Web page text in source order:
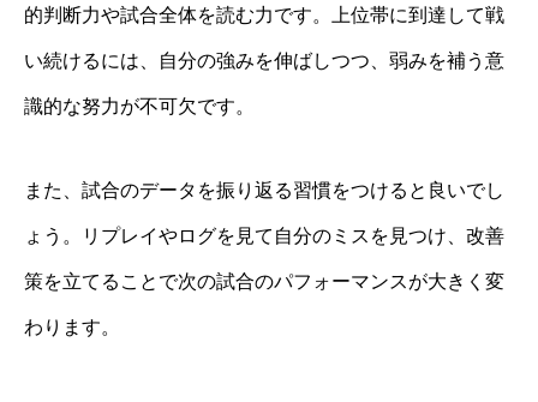
的判断力や試合全体を読む力です。上位帯に到達して戦
い続けるには、自分の強みを伸ばしつつ、弱みを補う意
識的な努力が不可欠です。
また、試合のデータを振り返る習慣をつけると良いでし
ょう。リプレイやログを見て自分のミスを見つけ、改善
策を立てることで次の試合のパフォーマンスが大きく変
わります。